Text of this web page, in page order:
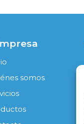
somos